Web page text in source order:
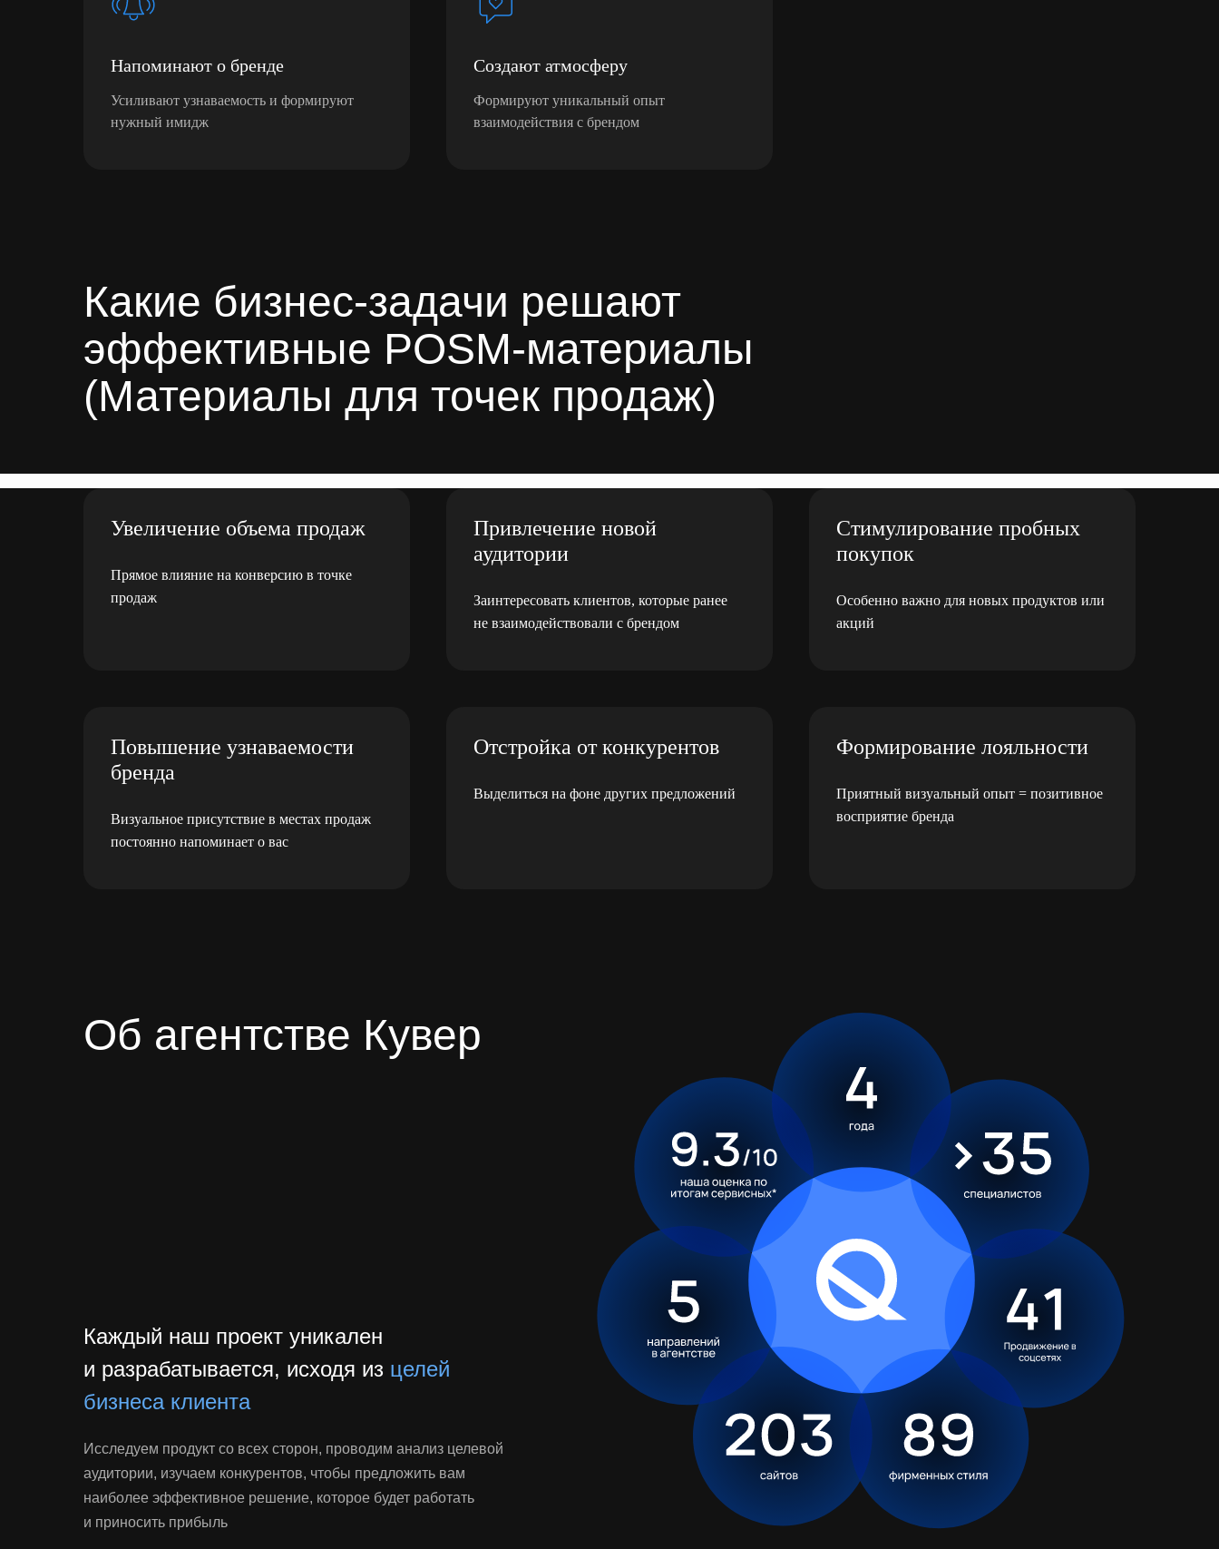
Напоминают о бренде
Усиливают узнаваемость и формируют
нужный имидж
Создают атмосферу
Формируют уникальный опыт
взаимодействия с брендом
Какие бизнес-задачи решают
эффективные POSM-материалы
(Материалы для точек продаж)
Увеличение объема продаж
Прямое влияние на конверсию в точке
продаж
Привлечение новой
аудитории
Заинтересовать клиентов, которые ранее
не взаимодействовали с брендом
Стимулирование пробных
покупок
Особенно важно для новых продуктов или
акций
Повышение узнаваемости
бренда
Визуальное присутствие в местах продаж
постоянно напоминает о вас
Отстройка от конкурентов
Выделиться на фоне других предложений
Формирование лояльности
Приятный визуальный опыт = позитивное
восприятие бренда
Об агентстве Кувер
Каждый наш проект уникален
и разрабатывается, исходя из целей
бизнеса клиента
Исследуем продукт со всех сторон, проводим анализ целевой
аудитории, изучаем конкурентов, чтобы предложить вам
наиболее эффективное решение, которое будет работать
и приносить прибыль